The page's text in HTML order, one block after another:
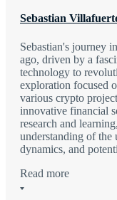
Sebastian
Sebastian's journey
ago, driven by a
technology to
exploration focused
various crypto
innovative financial
research and
understanding of the
dynamics, and
Read more